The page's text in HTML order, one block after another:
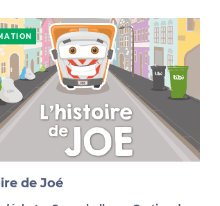
de Joé